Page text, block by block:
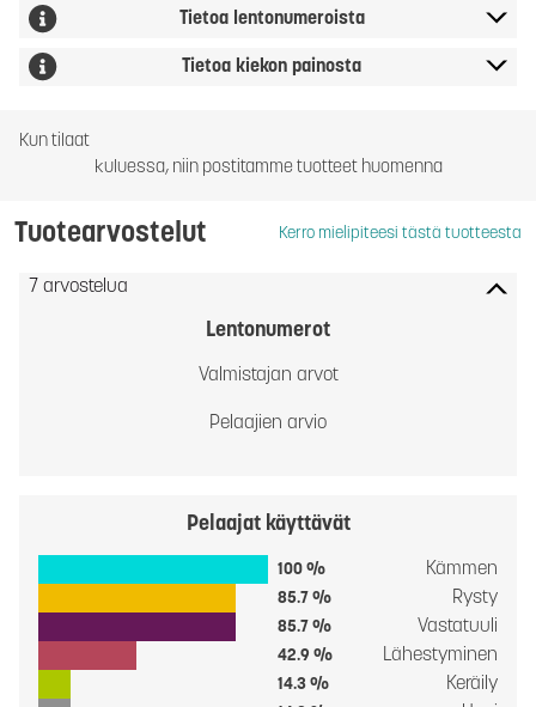
Tietoa lentonumeroista
Tietoa kiekon painosta
Kun tilaat
kuluessa, niin postitamme tuotteet huomenna
Tuotearvostelut Kerro mielipiteesi tästä tuotteesta
7 arvostelua
Lentonumerot
Valmistajan arvot
Pelaajien arvio
Pelaajat käyttävät
100 % Kämmen
85.7 % Rysty
85.7 % Vastatuuli
42.9 % Lähestyminen
14.3 % Keräily